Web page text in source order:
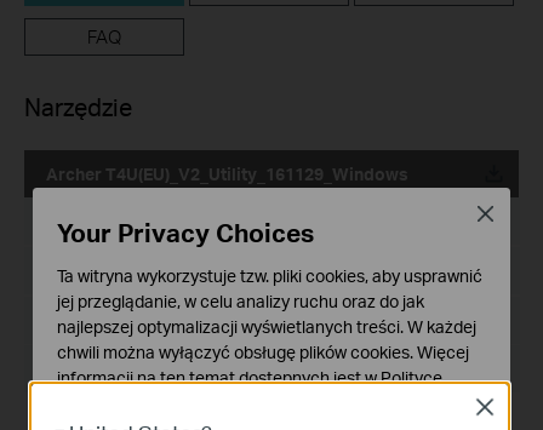
FAQ
Narzędzie
Archer T4U(EU)_V2_Utility_161129_Windows
Data publikacji: 2016-11-29
Język:Angielski
Rozmiar pliku:37.27 MB
System operacyjny: WinXP/7/8/8.1/10
Modifications and Bug Fixes:
Close
Your Privacy Choices
Ta witryna wykorzystuje tzw. pliki cookies, aby usprawnić
jej przeglądanie, w celu analizy ruchu oraz do jak
najlepszej optymalizacji wyświetlanych treści. W każdej
chwili można wyłączyć obsługę plików cookies. Więcej
informacji na ten temat dostępnych jest wPolityce
Close